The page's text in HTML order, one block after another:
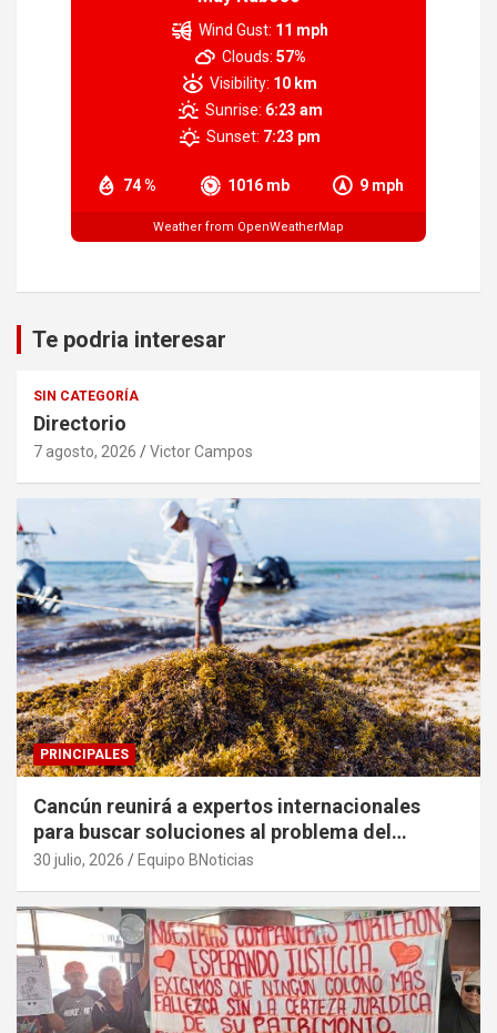
74 % 1016 mb 9 mph
Wind Gust: 11 mph
Clouds: 57%
Visibility: 10 km
Sunrise: 6:23 am
Sunset: 7:23 pm
Weather from OpenWeatherMap
Te podria interesar
SIN CATEGORÍA
Directorio
7 agosto, 2026 Victor Campos
PRINCIPALES
Cancún reunirá a expertos internacionales
para buscar soluciones al problema del
sargazo
30 julio, 2026 Equipo BNoticias